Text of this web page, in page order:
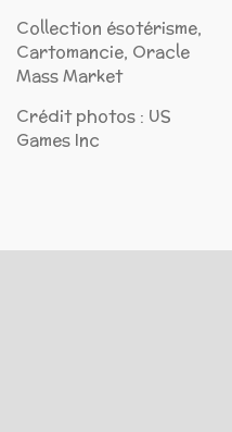
Collection ésotérisme,
Cartomancie, Oracle
Mass Market
Crédit photos : US
Games Inc